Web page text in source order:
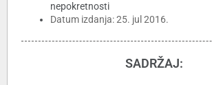
nepokretnosti
Datum izdanja: 25. jul 2016.
SADRŽAJ: